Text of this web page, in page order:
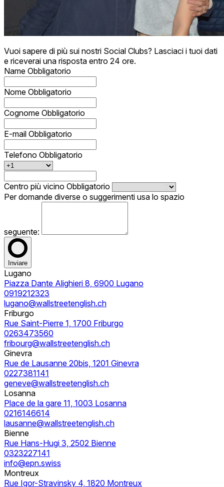
Vuoi sapere di più sui nostri Social Clubs? Lasciaci i tuoi dati
e riceverai una risposta entro 24 ore.
Name Obbligatorio
Nome Obbligatorio
Cognome Obbligatorio
E-mail Obbligatorio
Telefono Obbligatorio
Centro più vicino Obbligatorio
Per domande diverse o suggerimenti usa lo spazio
seguente:
Inviare
Lugano
Piazza Dante Alighieri 8, 6900 Lugano
0919212323
lugano@wallstreetenglish.ch
Friburgo
Rue Saint-Pierre 1, 1700 Friburgo
0263473560
fribourg@wallstreetenglish.ch
Ginevra
Rue de Lausanne 20bis, 1201 Ginevra
0227381141
geneve@wallstreetenglish.ch
Losanna
Place de la gare 11, 1003 Losanna
0216146614
lausanne@wallstreetenglish.ch
Bienne
Rue Hans-Hugi 3, 2502 Bienne
0323227141
info@epn.swiss
Montreux
Rue Igor-Stravinsky 4, 1820 Montreux